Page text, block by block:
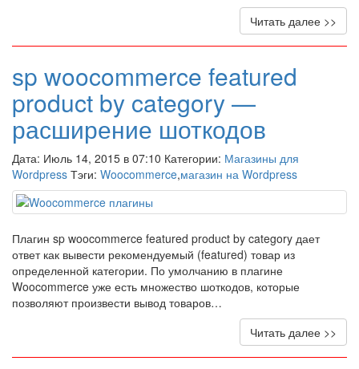
Читать далее >>
sp woocommerce featured
product by category —
расширение шоткодов
Дата: Июль 14, 2015 в 07:10 Категории: Магазины для
Wordpress Тэги: Woocommerce,магазин на Wordpress
Плагин sp woocommerce featured product by category дает
ответ как вывести рекомендуемый (featured) товар из
определенной категории. По умолчанию в плагине
Woocommerce уже есть множество шоткодов, которые
позволяют произвести вывод товаров…
Читать далее >>